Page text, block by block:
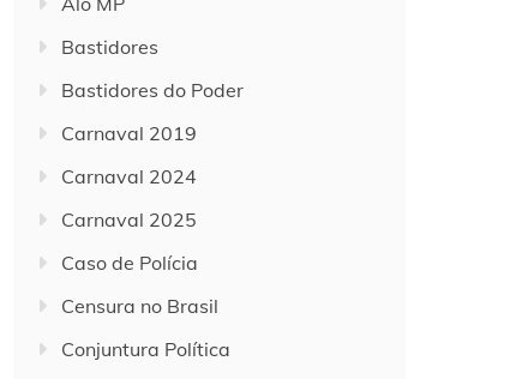
Bastidores
Bastidores do Poder
Carnaval 2019
Carnaval 2024
Carnaval 2025
Caso de Polícia
Censura no Brasil
Conjuntura Política